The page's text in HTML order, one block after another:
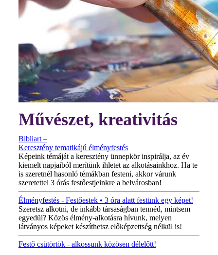
Művészet, kreativitás
Bibliart –
Keresztény tematikájú élményfestés
Képeink témáját a keresztény ünnepkör inspirálja, az év
kiemelt napjaiból merítünk ihletet az alkotásainkhoz. Ha te
is szeretnél hasonló témákban festeni, akkor várunk
szeretettel 3 órás festőestjeinkre a belvárosban!
Élményfestés - Festőestek • 3 óra alatt festünk egy képet!
Szeretsz alkotni, de inkább társaságban tennéd, mintsem
egyedül? Közös élmény-alkotásra hívunk, melyen
látványos képeket készíthetsz előképzettség nélkül is!
Festő csütörtök - alkossunk közösen délelőtt!